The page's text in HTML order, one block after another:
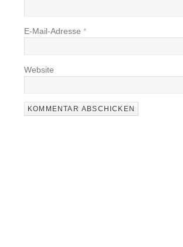
E-Mail-Adresse *
Website